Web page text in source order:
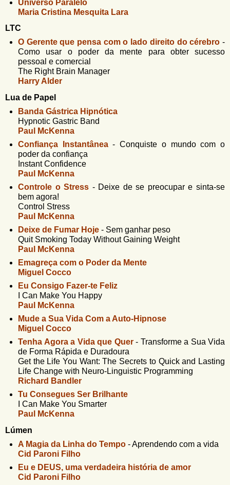
Universo Paralelo
Maria Cristina Mesquita Lara
LTC
O Gerente que pensa com o lado direito do cérebro -
Como usar o poder da mente para obter sucesso
pessoal e comercial
The Right Brain Manager
Harry Alder
Lua de Papel
Banda Gástrica Hipnótica
Hypnotic Gastric Band
Paul McKenna
Confiança Instantânea -Conquiste o mundo com o
poder da confiança
Instant Confidence
Paul McKenna
Controle o Stress - Deixe de se preocupar e sinta-se
bem agora!
Control Stress
Paul McKenna
Deixe de Fumar Hoje - Sem ganhar peso
Quit Smoking Today Without Gaining Weight
Paul McKenna
Emagreça com o Poder da Mente
Miguel Cocco
Eu Consigo Fazer-te Feliz
I Can Make You Happy
Paul McKenna
Mude a Sua Vida Com a Auto-Hipnose
Miguel Cocco
Tenha Agora a Vida que Quer - Transforme a Sua Vida
de Forma Rápida e Duradoura
Get the Life You Want: The Secrets to Quick and Lasting
Life Change with Neuro-Linguistic Programming
Richard Bandler
Tu Consegues Ser Brilhante
I Can Make You Smarter
Paul McKenna
Lúmen
A Magia da Linha do Tempo -Aprendendo com a vida
Cid Paroni Filho
Eu e DEUS, uma verdadeira história de amor
Cid Paroni Filho